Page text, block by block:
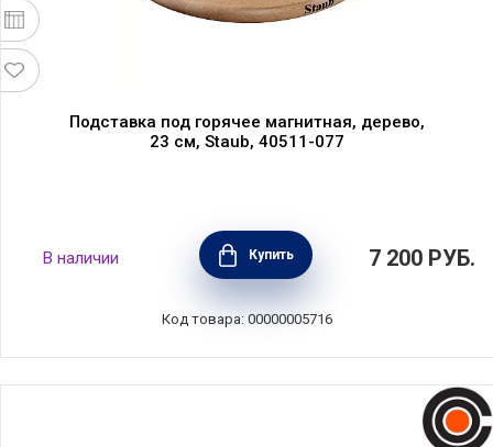
Подставка под горячее магнитная, дерево,
23 см, Staub, 40511-077
В наличии Купить 7 200 РУБ.
Код товара: 00000005716